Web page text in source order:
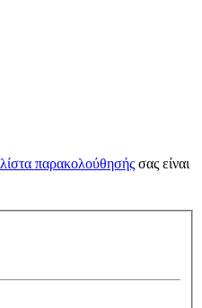
λίστα παρακολούθησής σας είναι